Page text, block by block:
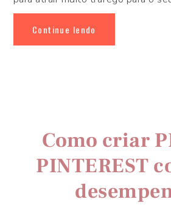
Continue lendo
Como criar
PINTEREST